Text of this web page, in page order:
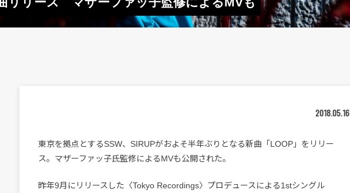
2018.05.16
東京を拠点とするSSW、SIRUPがおよそ半年ぶりとなる新曲「LOOP」をリリー
ス。マザーファッ子氏監修によるMVも公開された。
昨年9月にリリースした〈Tokyo Recordings〉プロデュースによる1stシングル